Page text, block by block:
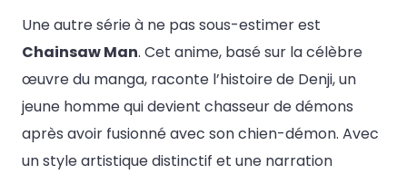
Une autre série à ne pas sous-estimer est
Chainsaw Man. Cet anime, basé sur la célèbre
œuvre du manga, raconte l’histoire de Denji, un
jeune homme qui devient chasseur de démons
après avoir fusionné avec son chien-démon. Avec
un style artistique distinctif et une narration